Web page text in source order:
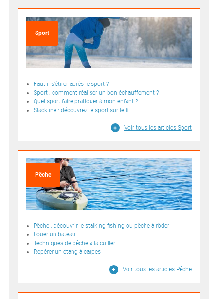
Sport
Faut-il s'étirer après le sport ?
Sport : comment réaliser un bon échauffement ?
Quel sport faire pratiquer à mon enfant ?
Slackline : découvrez le sport sur le fil
Voir tous les articles Sport
Pêche
Pêche : découvrir le stalking fishing ou pêche à rôder
Louer un bateau
Techniques de pêche à la cuiller
Repérer un étang à carpes
Voir tous les articles Pêche